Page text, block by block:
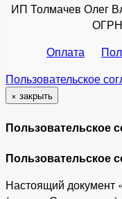
ИП Толмачев Олег
ОГРН
Оплата
Пользовательское
× закрыть
Пользовательское
Пользовательское
Настоящий документ